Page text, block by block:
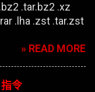
.tar.bz2 .xz
.lha .zst .tar.zst
» READ MORE
令